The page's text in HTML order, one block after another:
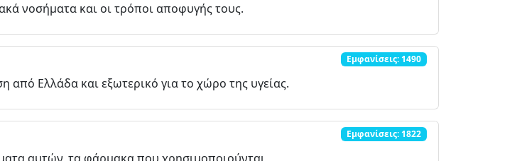
νοσήματα και οι τρόποι αποφυγής τους.
Εμφανίσεις: 1490
Ελλάδα και εξωτερικό για το χώρο της υγείας.
Εμφανίσεις: 1822